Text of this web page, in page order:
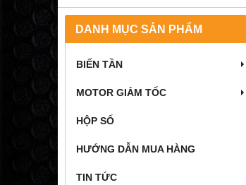
DANH MỤC SẢN PHẨM
BIẾN TẦN
MOTOR GIẢM TỐC
HỘP SỐ
HƯỚNG DẪN MUA HÀNG
TIN TỨC